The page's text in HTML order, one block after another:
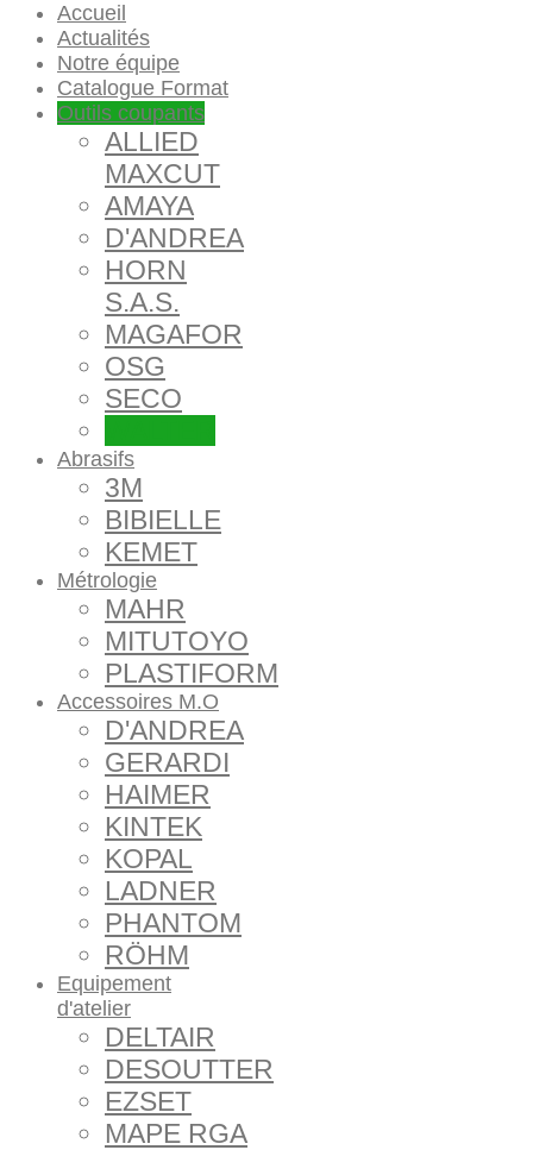
Accueil
Actualités
Notre équipe
Catalogue Format
Outils coupants
ALLIED
MAXCUT
AMAYA
D'ANDREA
HORN
S.A.S.
MAGAFOR
OSG
SECO
Abrasifs
3M
BIBIELLE
KEMET
Métrologie
MAHR
MITUTOYO
PLASTIFORM
Accessoires M.O
D'ANDREA
GERARDI
HAIMER
KINTEK
KOPAL
LADNER
PHANTOM
RÖHM
Equipement
d'atelier
DELTAIR
DESOUTTER
EZSET
MAPE RGA